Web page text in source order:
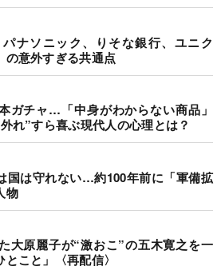
ナソニック、りそな銀行、ユニク
意外すぎる共通点
ガチャ…「中身がわからない商品」
れ”すら喜ぶ現代人の心理とは？
国は守れない…約100年前に「軍備拡
物
大原麗子が“激おこ”の五木寛之を一
こと」〈再配信〉